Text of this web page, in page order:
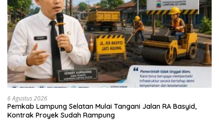
6 Agustus 2026
Pemkab Lampung Selatan Mulai Tangani Jalan RA Basyid,
Kontrak Proyek Sudah Rampung